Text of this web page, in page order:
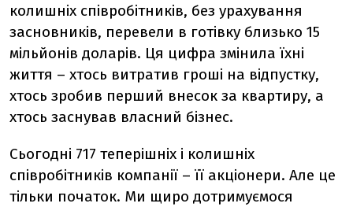
колишніх співробітників, без урахування
засновників, перевели в готівку близько 15
мільйонів доларів. Ця цифра змінила їхні
життя – хтось витратив гроші на відпустку,
хтось зробив перший внесок за квартиру, а
хтось заснував власний бізнес.
Сьогодні 717 теперішніх і колишніх
співробітників компанії – її акціонери. Але це
тільки початок. Ми щиро дотримуємося